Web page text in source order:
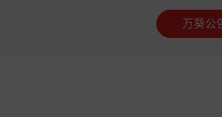
万葵公